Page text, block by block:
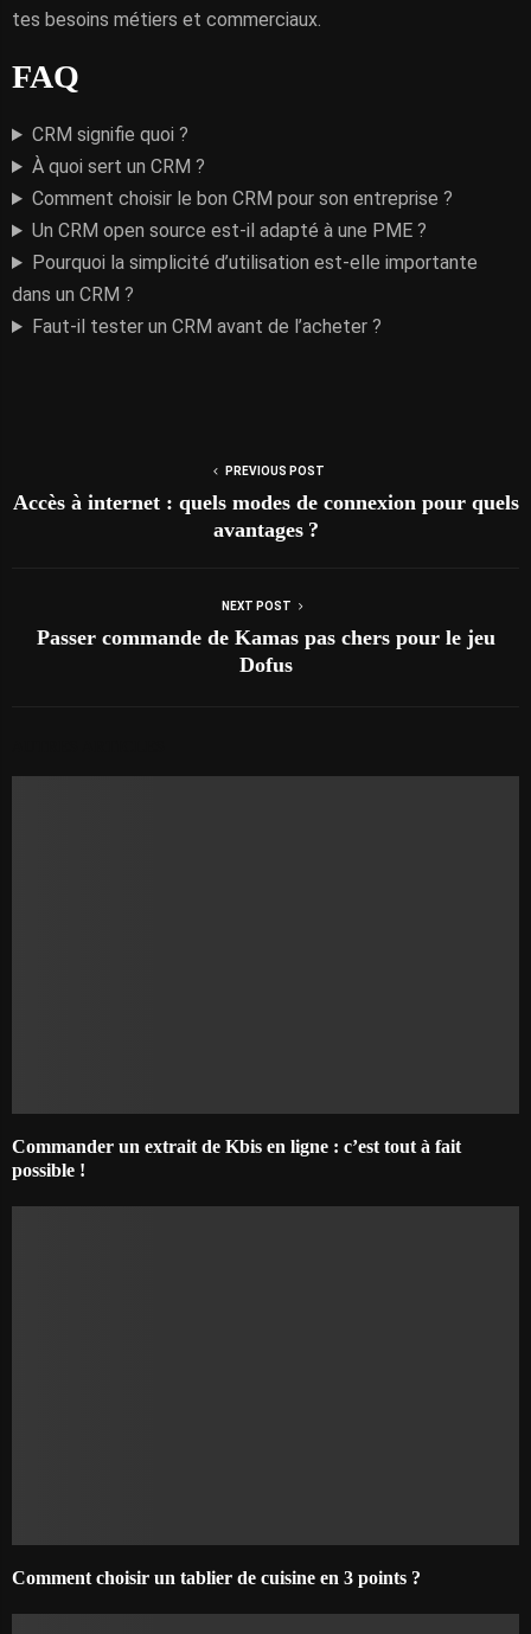
tes besoins métiers et commerciaux.
FAQ
CRM signifie quoi ?
À quoi sert un CRM ?
Comment choisir le bon CRM pour son entreprise ?
Un CRM open source est-il adapté à une PME ?
Pourquoi la simplicité d’utilisation est-elle importante
dans un CRM ?
Faut-il tester un CRM avant de l’acheter ?
PREVIOUS POST
Accès à internet : quels modes de connexion pour quels
avantages ?
NEXT POST
Passer commande de Kamas pas chers pour le jeu
Dofus
Commander un extrait de Kbis en ligne : c’est tout à fait
possible !
Comment choisir un tablier de cuisine en 3 points ?